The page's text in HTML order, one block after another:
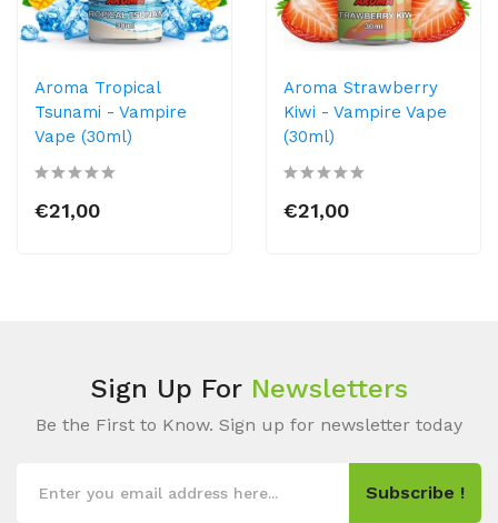
Aroma Tropical
Tsunami - Vampire
Vape (30ml)
€21,00
Aroma Strawberry
Kiwi - Vampire Vape
(30ml)
€21,00
Sign Up For Newsletters
Be the First to Know. Sign up for newsletter today
Subscribe !